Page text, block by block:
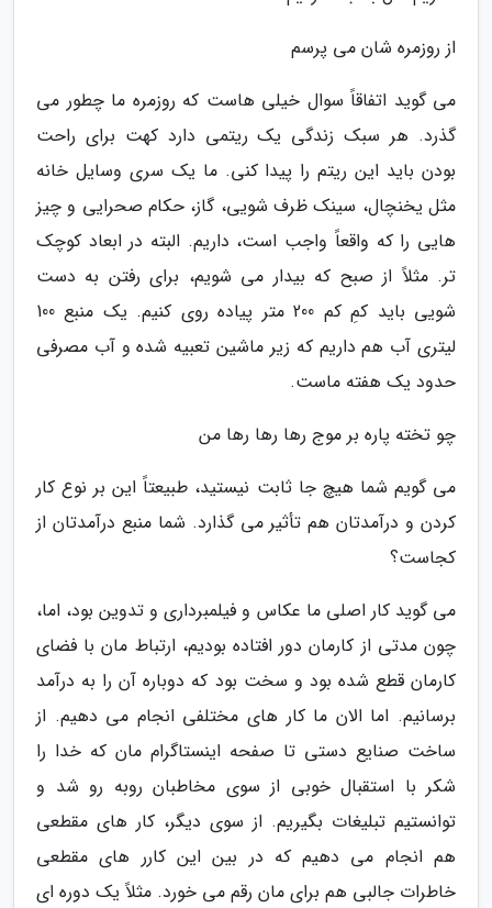
از روزمره شان می پرسم
می گوید اتفاقاً سوال خیلی هاست که روزمره ما چطور می
گذرد. هر سبک زندگی یک ریتمی دارد کهت برای راحت
بودن باید این ریتم را پیدا کنی. ما یک سری وسایل خانه
مثل یخنچال، سینک ظرف شویی، گاز، حکام صحرایی و چیز
هایی را که واقعاً واجب است، داریم. البته در ابعاد کوچک
تر. مثلاً از صبح که بیدار می شویم، برای رفتن به دست
شویی باید کمِ کم 200 متر پیاده روی کنیم. یک منبع 100
لیتری آب هم داریم که زیر ماشین تعبیه شده و آب مصرفی
حدود یک هفته ماست.
چو تخته پاره بر موج رها رها رها من
می گویم شما هیچ جا ثابت نیستید، طبیعتاً این بر نوع کار
کردن و درآمدتان هم تأثیر می گذارد. شما منبع درآمدتان از
کجاست؟
می گوید کار اصلی ما عکاس و فیلمبرداری و تدوین بود، اما،
چون مدتی از کارمان دور افتاده بودیم، ارتباط مان با فضای
کارمان قطع شده بود و سخت بود که دوباره آن را به درآمد
برسانیم. اما الان ما کار های مختلفی انجام می دهیم. از
ساخت صنایع دستی تا صفحه اینستاگرام مان که خدا را
شکر با استقبال خوبی از سوی مخاطبان روبه رو شد و
توانستیم تبلیغات بگیریم. از سوی دیگر، کار های مقطعی
هم انجام می دهیم که در بین این کارر های مقطعی
خاطرات جالبی هم برای مان رقم می خورد. مثلاً یک دوره ای